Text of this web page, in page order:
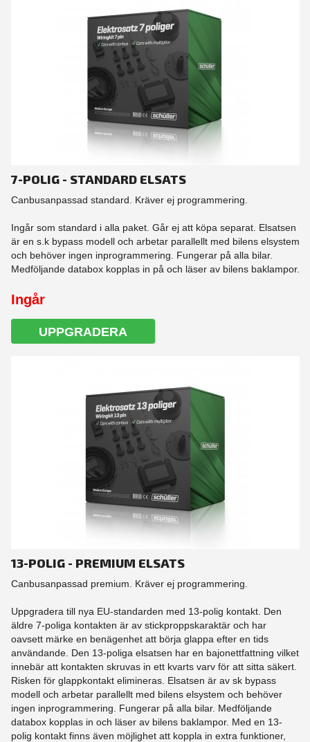
7-POLIG - STANDARD ELSATS
Canbusanpassad standard. Kräver ej programmering.
Ingår som standard i alla paket. Går ej att köpa separat. Elsatsen
är en s.k bypass modell och arbetar parallellt med bilens elsystem
och behöver ingen inprogrammering. Fungerar på alla bilar.
Medföljande databox kopplas in på och läser av bilens baklampor.
Ingår
UPPGRADERA
13-POLIG - PREMIUM ELSATS
Canbusanpassad premium. Kräver ej programmering.
Uppgradera till nya EU-standarden med 13-polig kontakt. Den
äldre 7-poliga kontakten är av stickproppskaraktär och har
oavsett märke en benägenhet att börja glappa efter en tids
användande. Den 13-poliga elsatsen har en bajonettfattning vilket
innebär att kontakten skruvas in ett kvarts varv för att sitta säkert.
Risken för glappkontakt elimineras. Elsatsen är av sk bypass
modell och arbetar parallellt med bilens elsystem och behöver
ingen inprogrammering. Fungerar på alla bilar. Medföljande
databox kopplas in och läser av bilens baklampor. Med en 13-
polig kontakt finns även möjlighet att koppla in extra funktioner,